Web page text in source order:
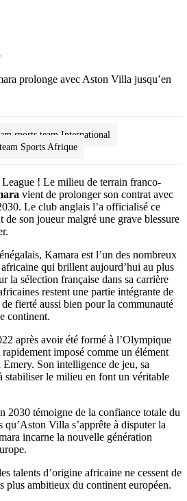
International
Sports Afrique
! Le milieu de terrain franco-
vient de prolonger son contrat avec
Le club anglais l’a officialisé ce
de son joueur malgré une grave blessure
Kamara est l’un des nombreux
qui brillent aujourd’hui au plus
la sélection française dans sa carrière
restent une partie intégrante de
fierté aussi bien pour la communauté
continent.
après avoir été formé à l’Olympique
imposé comme un élément
Emery. Son intelligence de jeu, sa
stabiliser le milieu en font un véritable
2030 témoigne de la confiance totale du
Villa s’apprête à disputer la
incarne la nouvelle génération
talents d’origine africaine ne cessent de
plus ambitieux du continent européen.